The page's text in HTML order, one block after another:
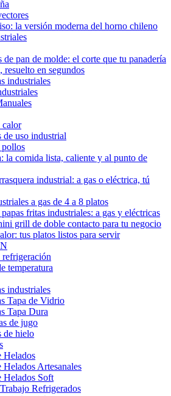
la versión moderna del horno chileno
de pan de molde: el corte que tu panadería
resuelto en segundos
industriales
calor
de uso industrial
pollos
la comida lista, caliente y al punto de
industrial: a gas o eléctrica, tú
a gas de 4 a 8 platos
fritas industriales: a gas y eléctricas
grill de doble contacto para tu negocio
tus platos listos para servir
refrigeración
temperatura
industriales
Tapa de Vidrio
Tapa Dura
de jugo
de hielo
Helados
Helados Artesanales
Helados Soft
Refrigerados